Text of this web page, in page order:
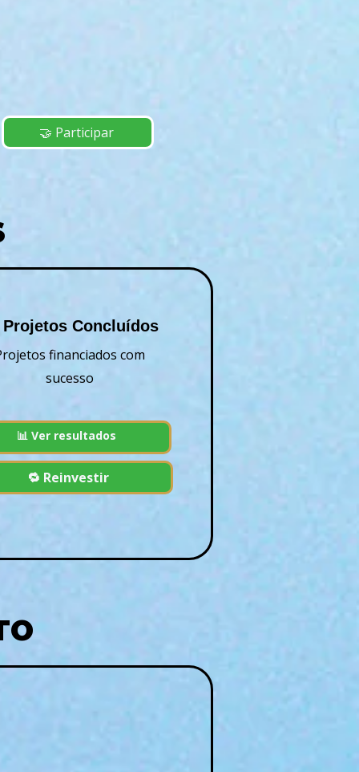
🤝 Participar
Projetos Concluídos
financiados com
sucesso
📊 Ver resultados
🔁 Reinvestir